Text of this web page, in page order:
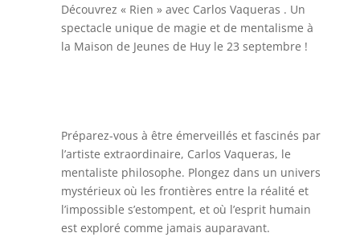
Découvrez « Rien » avec Carlos Vaqueras . Un
spectacle unique de magie et de mentalisme à
la Maison de Jeunes de Huy le 23 septembre !
Préparez-vous à être émerveillés et fascinés par
l’artiste extraordinaire, Carlos Vaqueras, le
mentaliste philosophe. Plongez dans un univers
mystérieux où les frontières entre la réalité et
l’impossible s’estompent, et où l’esprit humain
est exploré comme jamais auparavant.